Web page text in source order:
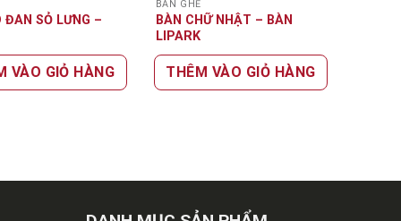
ĐAN SỎ LƯNG –
VÀO GIỎ HÀNG
BÀN GHẾ
BÀN CHỮ NHẬT – BÀN
LIPARK
THÊM VÀO GIỎ HÀNG